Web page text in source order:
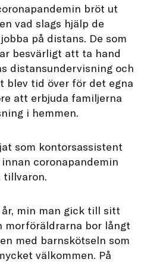
bröt ut
vad slags hjälp de
på distans. De som
besvärligt att ta hand
distansundervisning och
tid över för det egna
att erbjuda familjerna
i hemmen.
som kontorsassistent
coronapandemin
tillvaron.
år, min man gick till sitt
morföräldrarna bor långt
med barnskötseln som
välkommen. På